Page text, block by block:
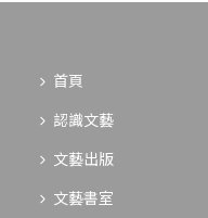
首頁
認識文藝
文藝出版
文藝書室